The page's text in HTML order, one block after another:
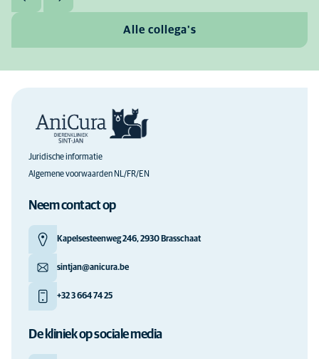
Alle collega's
Juridische informatie
Algemene voorwaarden NL/FR/EN
Neem contact op
Kapelsesteenweg 246, 2930 Brasschaat
sintjan@anicura.be
+32 3 664 74 25
De kliniek op sociale media